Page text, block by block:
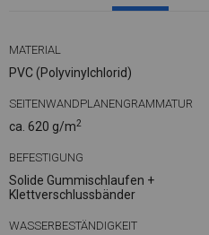
MATERIAL
PVC (Polyvinylchlorid)
SEITENWANDPLANENGRAMMATUR
ca. 620 g/m2
BEFESTIGUNG
Solide Gummischlaufen +
Klettverschlussbänder
WASSERBESTÄNDIGKEIT